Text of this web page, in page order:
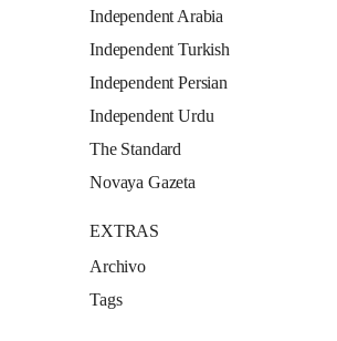
Independent Arabia
Independent Turkish
Independent Persian
Independent Urdu
The Standard
Novaya Gazeta
EXTRAS
Archivo
Tags